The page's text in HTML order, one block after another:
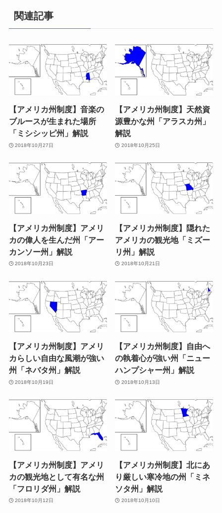
関連記事
【アメリカ州制度】音楽の
ブルースが生まれた場所
「ミシシッピ州」解説
2018年10月27日
【アメリカ州制度】天然資
源豊かな州「アラスカ州」
解説
2018年10月25日
【アメリカ州制度】アメリ
カの偉人を生んだ州「アー
カンソー州」解説
2018年10月23日
【アメリカ州制度】隠れた
アメリカの観光地「ミズー
リ州」解説
2018年10月21日
【アメリカ州制度】アメリ
カらしい自由な風潮が強い
州「ネバタ州」解説
2018年10月19日
【アメリカ州制度】自由へ
の執着心が強い州「ニュー
ハンプシャー州」解説
2018年10月13日
【アメリカ州制度】アメリ
カの観光地として有名な州
「フロリダ州」解説
2018年10月12日
【アメリカ州制度】北にあ
り厳しい寒冷地の州「ミネ
ソタ州」解説
2018年10月10日